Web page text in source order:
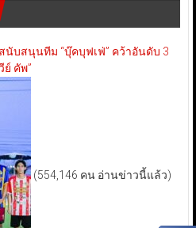
นับสนุนทีม “บุ๊คบุฟเฟ่” คว้าอันดับ 3
คัพ”
(554,146 คน อ่านข่าวนี้แล้ว)